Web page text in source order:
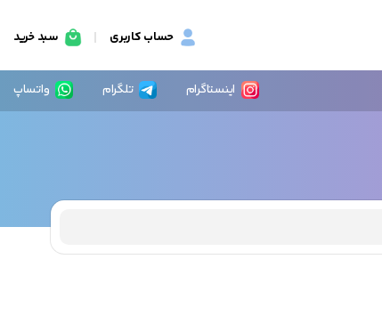
حساب کاربری سبد خرید
اینستاگرام تلگرام واتساپ